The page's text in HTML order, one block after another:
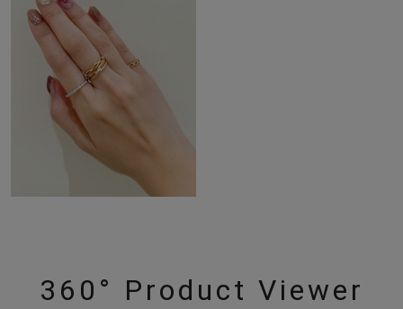
360° Product Viewer